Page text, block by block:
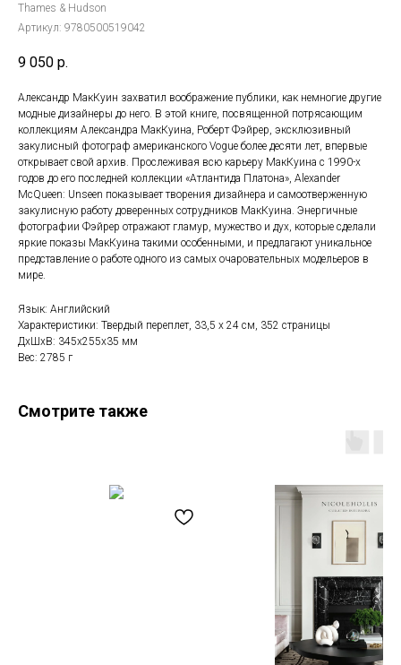
Thames & Hudson
Артикул: 9780500519042
9 050 р.
Александр МакКуин захватил воображение публики, как немногие другие
модные дизайнеры до него. В этой книге, посвященной потрясающим
коллекциям Александра МакКуина, Роберт Фэйрер, эксклюзивный
закулисный фотограф американского Vogue более десяти лет, впервые
открывает свой архив. Прослеживая всю карьеру МакКуина с 1990-х
годов до его последней коллекции «Атлантида Платона», Alexander
McQueen: Unseen показывает творения дизайнера и самоотверженную
закулисную работу доверенных сотрудников МакКуина. Энергичные
фотографии Фэйрер отражают гламур, мужество и дух, которые сделали
яркие показы МакКуина такими особенными, и предлагают уникальное
представление о работе одного из самых очаровательных модельеров в
мире.
Язык: Английский
Характеристики: Твердый переплет, 33,5 х 24 см, 352 страницы
ДxШxВ: 345x255x35 мм
Вес: 2785 г
Смотрите также